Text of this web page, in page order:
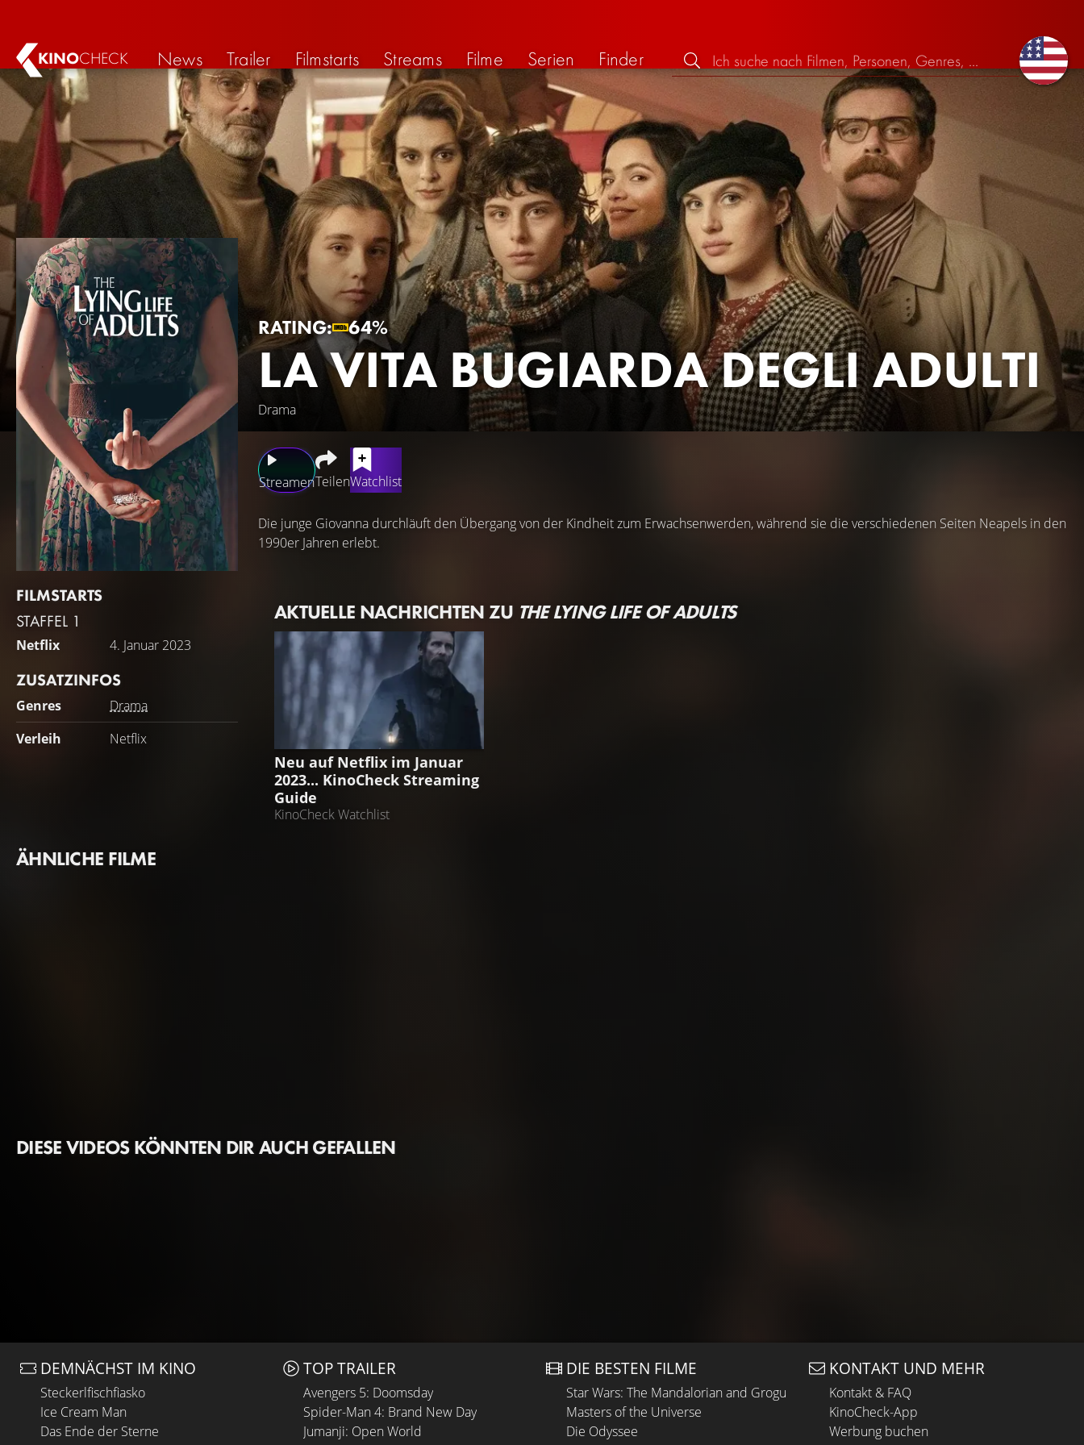
KINOCHECK News Trailer Filmstarts Streams Filme Serien Finder
RATING: 64%
LA VITA BUGIARDA DEGLI ADULTI
Drama
FILMSTARTS
STAFFEL 1
Netflix 4. Januar 2023
ZUSATZINFOS
Genres
Drama
Verleih
Netflix
StreamenTeilenWatchlist
Die junge Giovanna durchläuft den Übergang von der Kindheit zum Erwachsenwerden, während sie die verschiedenen Seiten Neapels in den
1990er Jahren erlebt.
AKTUELLE NACHRICHTEN ZU THE LYING LIFE OF ADULTS
STREAMING GUIDE
Neu auf Netflix im Januar
2023... KinoCheck Streaming
Guide
KinoCheck Watchlist
ÄHNLICHE FILME
DIESE VIDEOS KÖNNTEN DIR AUCH GEFALLEN
DEMNÄCHST IM KINO
Steckerlfischfiasko
Ice Cream Man
Das Ende der Sterne
TOP TRAILER
Avengers 5: Doomsday
Spider-Man 4: Brand New Day
Jumanji: Open World
DIE BESTEN FILME
Star Wars: The Mandalorian and Grogu
Masters of the Universe
Die Odyssee
KONTAKT UND MEHR
Kontakt & FAQ
KinoCheck-App
Werbung buchen